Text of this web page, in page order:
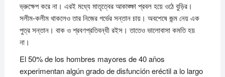
ভ্রুক্ষেপ করে না। এরই মধ্যে মাতৃত্বের আকাঙ্ক্ষা প্রবল হয়ে ওঠে বুড়ির।
সলীম-কলীম থাকলেও তার নিজের গর্ভের সন্তান চায়। অবশেষে জন্ম নেয় এক
পুত্র সন্তান। বাক ও শ্রবণপ্রতিবন্ধী রইস। তাতেও ভালোবাসা কমতি হয়
না।
El 50% de los hombres mayores de 40 años
experimentan algún grado de disfunción eréctil a lo largo